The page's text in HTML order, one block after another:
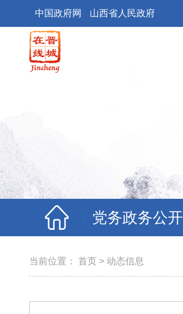
中国政府网 山西省人民政府
党务政务公开
当前位置： 首页 > 动态信息